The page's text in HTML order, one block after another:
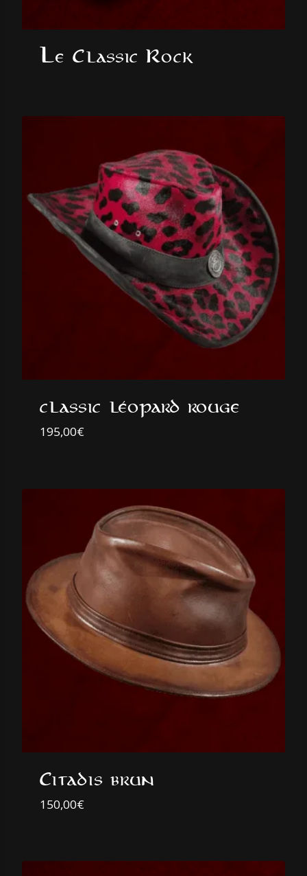
Le Classic Rock
classic léopard rouge
195,00€
Citadis brun
150,00€